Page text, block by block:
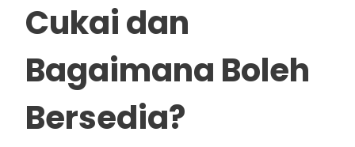
Cukai dan
Bagaimana Boleh
Bersedia?